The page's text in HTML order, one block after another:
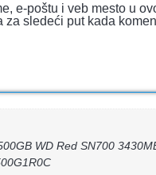
e-poštu i veb mesto u
za sledeći put kada
WD Red SN700